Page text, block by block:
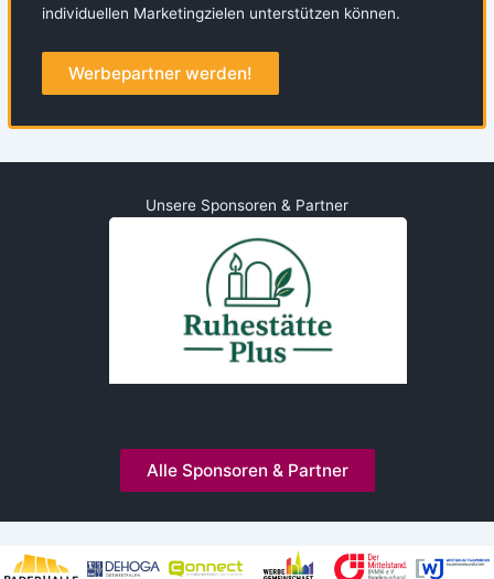
individuellen Marketingzielen unterstützen können.
Werbepartner werden!
Unsere Sponsoren & Partner
Alle Sponsoren & Partner